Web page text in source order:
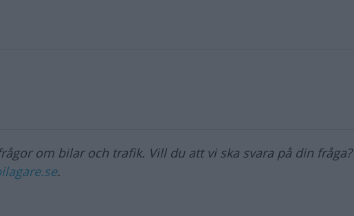
om bilar och trafik. Vill du att vi ska svara på din fråga?
.